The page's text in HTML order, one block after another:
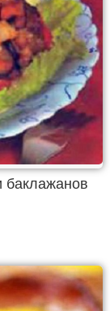
баклажанов